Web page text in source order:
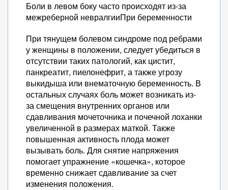
Боли в левом боку часто происходят из-за
межреберной невралгииПри беременности
При тянущем болевом синдроме под ребрами
у женщины в положении, следует убедиться в
отсутствии таких патологий, как цистит,
панкреатит, пиелонефрит, а также угрозу
выкидыша или внематочную беременность. В
остальных случаях боль может возникать из-
за смещения внутренних органов или
сдавливания мочеточника и почечной лоханки
увеличенной в размерах маткой. Также
повышенная активность плода может
вызывать боль. Для снятие напряжения
помогает упражнение «кошечка», которое
временно снижает сдавливание за счет
изменения положения.